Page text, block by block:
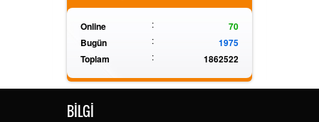
Online :
70
Bugün
:
1975
Toplam
: 1862522
BİLGİ